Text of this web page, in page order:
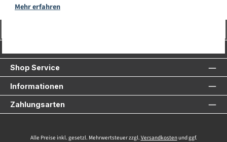
Mehr erfahren
Shop Service
Informationen
Zahlungsarten
Alle Preise inkl. gesetzl. Mehrwertsteuer zzgl. Versandkostenund ggf.